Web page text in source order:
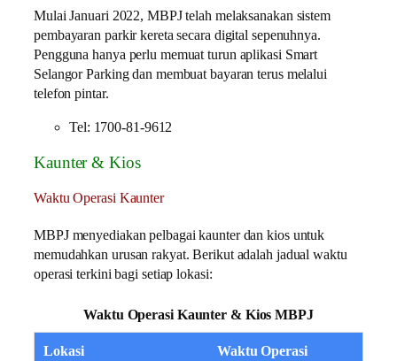
Mulai Januari 2022, MBPJ telah melaksanakan sistem
pembayaran parkir kereta secara digital sepenuhnya.
Pengguna hanya perlu memuat turun aplikasi Smart
Selangor Parking dan membuat bayaran terus melalui
telefon pintar.
Tel: 1700-81-9612
Kaunter & Kios
Waktu Operasi Kaunter
MBPJ menyediakan pelbagai kaunter dan kios untuk
memudahkan urusan rakyat. Berikut adalah jadual waktu
operasi terkini bagi setiap lokasi:
Waktu Operasi Kaunter & Kios MBPJ
Lokasi
Waktu Operasi